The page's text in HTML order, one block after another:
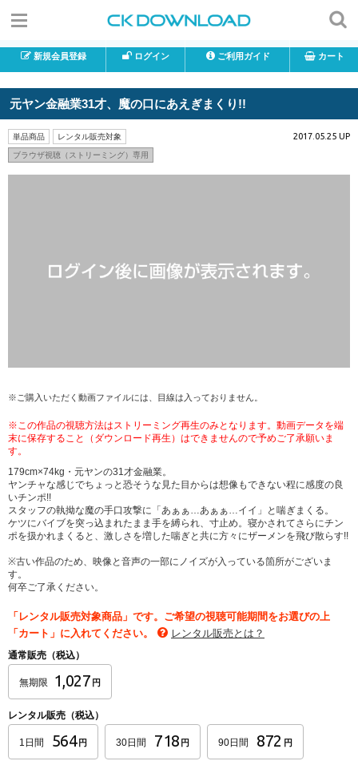
新規会員登録 ログイン ご利用ガイド カート
元ヤン金融業31才、魔の口にあえぎまくり!!
単品商品 レンタル販売対象
ブラウザ視聴（ストリーミング）専用
2017.05.25 UP
※ご購入いただく動画ファイルには、目線は入っておりません。
※この作品の視聴方法はストリーミング再生のみとなります。動画データを端
末に保存すること（ダウンロード再生）はできませんので予めご了承願いま
す。
179cm×74kg・元ヤンの31才金融業。
ヤンチャな感じでちょっと恐そうな見た目からは想像もできない程に感度の良
いチンポ!!
スタッフの執拗な魔の手口攻撃に「あぁぁ…あぁぁ…イイ」と喘ぎまくる。
ケツにバイブを突っ込まれたまま手を縛られ、寸止め。寝かされてさらにチン
ポを扱かれまくると、激しさを増した喘ぎと共に方々にザーメンを飛び散らす!!
※古い作品のため、映像と音声の一部にノイズが入っている箇所がございま
す。
何卒ご了承ください。
「レンタル販売対象商品」です。ご希望の視聴可能期間をお選びの上
「カート」に入れてください。
レンタル販売とは？
通常販売（税込）
無期限 1,027 円
レンタル販売（税込）
1日間 564 円 30日間 718 円 90日間 872 円